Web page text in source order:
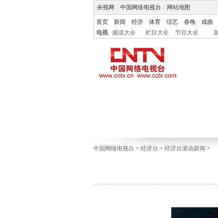
央视网 中国网络电视台 网站地图
首页 新闻 经济 体育 综艺 春晚
戏曲
电视
频道大全 栏目大全 节目大全
中国网络电视台 > 经济台 > 经济台滚动新闻 >